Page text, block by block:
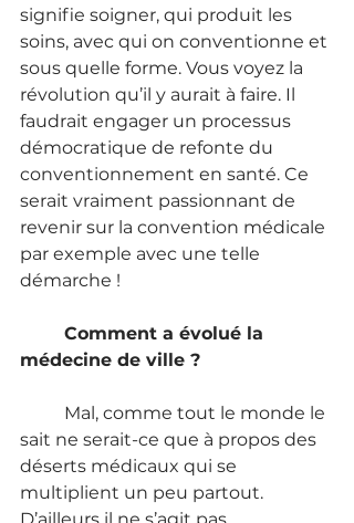
signifie soigner, qui produit les
soins, avec qui on conventionne et
sous quelle forme. Vous voyez la
révolution qu’il y aurait à faire. Il
faudrait engager un processus
démocratique de refonte du
conventionnement en santé. Ce
serait vraiment passionnant de
revenir sur la convention médicale
par exemple avec une telle
démarche !
Comment a évolué la
médecine de ville ?
sait ne serait-ce que à propos des
déserts médicaux qui se
multiplient un peu partout.